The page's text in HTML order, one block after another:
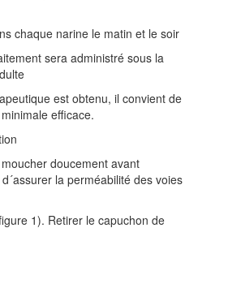
chaque narine le matin et le soir
sera administré sous la
est obtenu, il convient de
efficace.
doucement avant
la perméabilité des voies
1). Retirer le capuchon de